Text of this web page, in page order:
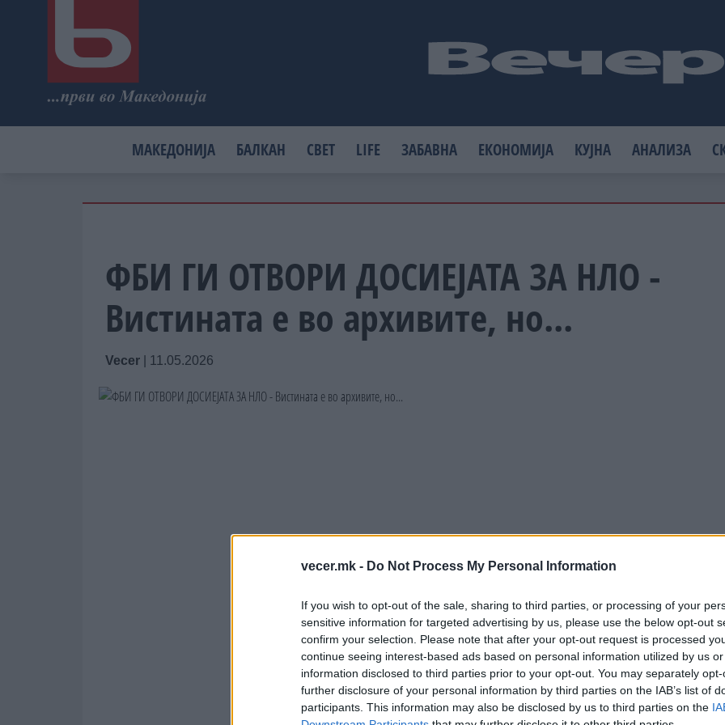
vecer.mk - Do Not Process My Personal Information
If you wish to opt-out of the sale, sharing to third parties, or processing of your
sensitive information for targeted advertising by us, please use the below opt-out
confirm your selection. Please note that after your opt-out request is processed
continue seeing interest-based ads based on personal information utilized by us
information disclosed to third parties prior to your opt-out. You may separately
further disclosure of your personal information by third parties on the IAB’s list of
participants. This information may also be disclosed by us to third parties on the
МАКЕДОНИЈА БАЛКАН СВЕТ LIFE ЗАБАВНА ЕКОНОМИЈА КУЈНА АНАЛИЗА
ФБИ ГИ ОТВОРИ ДОСИЕЈАТА ЗА НЛО -
Вистината е во архивите, но...
Vecer 11.05.2026